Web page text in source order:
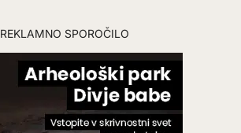
REKLAMNO SPOROČILO